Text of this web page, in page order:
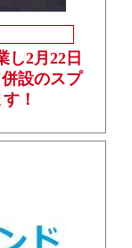
し2月22日
設のスプ
！